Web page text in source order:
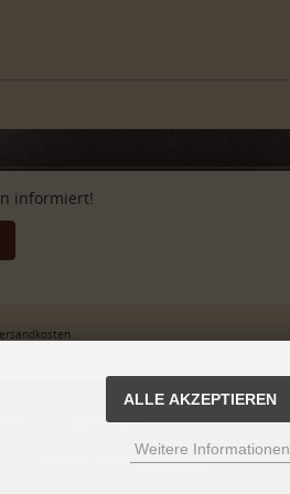
informiert!
KONTAKT
COOKIE EINSTELLUNGEN
ALLE AKZEPTIEREN
Weitere Informationen